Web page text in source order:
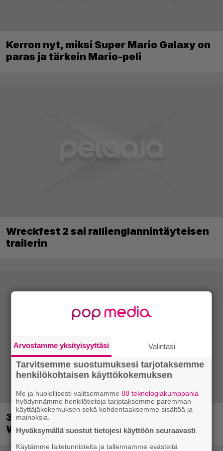
Kerron nyt, miksi Super Mario Galaxy on
paras ja tärkein Mario-peli
Wreckfest 2 sai rallienglannintäyteisen
trailerin
30-vuotias Quake sai uuden episodin
Wolfenstein-kehittäjiltä
Arvostamme yksityisyyttäsi Valintasi
Tarvitsemme suostumuksesi tarjotaksemme
henkilökohtaisen käyttökokemuksen
Me ja huolellisesti valitsemamme88 teknologiakumppania
hyödynnämme henkilötietoja tarjotaksemme paremman
käyttäjäkokemuksen sekä kohdentaaksemme sisältöä ja
mainoksia.
Hyväksymällä suostut tietojesi käyttöön seuraavasti
Käytämme laitetunnisteita ja tallennamme evästeitä